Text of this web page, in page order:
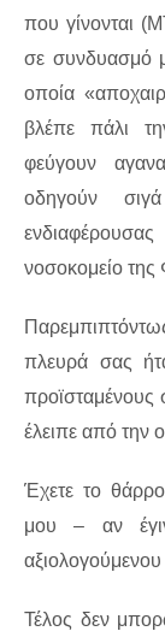
που γίνονται
σε συνδυασμό
οποία
βλέπε πάλι
φεύγουν
οδηγούν
νοσοκομείο
πλευρά σας
προϊσταμένους
έλειπε από την
Έχετε το
μου – αν
Τέλος δεν